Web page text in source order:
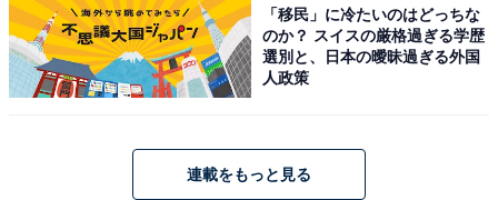
アクセス・料金・宿泊情報は？
所在地：〒321-1661 栃木県日光市中宮祠2478
「移民」に冷たいのはどっちな
のか？ スイスの厳格過ぎる学歴
選別と、日本の曖昧過ぎる外国
人政策
連載をもっと見る